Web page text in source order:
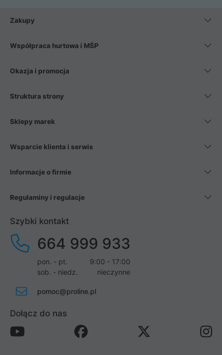
wentylatory. Na koniec mając już to wszystko, możesz
Zakupy
Współpraca hurtowa i MŚP
Okazja i promocja
Struktura strony
Sklepy marek
Wsparcie klienta i serwis
Informacje o firmie
Regulaminy i regulacje
Szybki kontakt
664 999 933
pon. - pt.
9:00 - 17:00
sob. - niedz.
nieczynne
pomoc@proline.pl
Dołącz do nas